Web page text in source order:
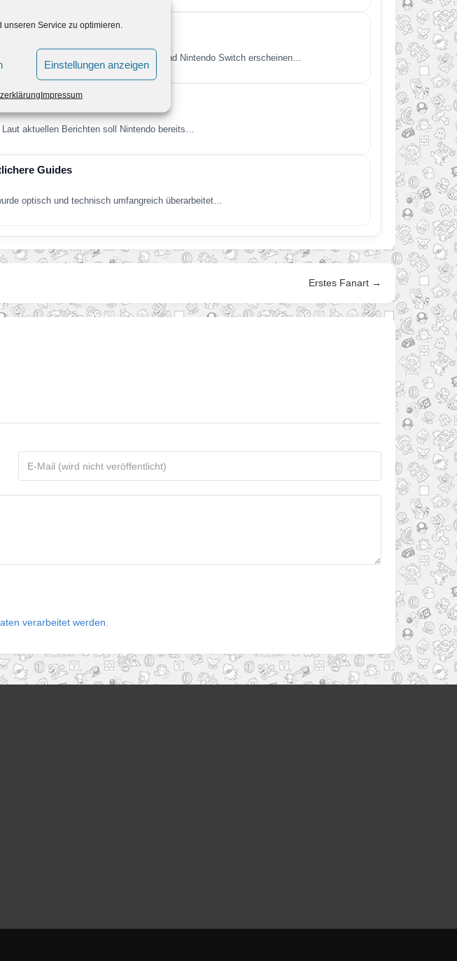
Service zu optimieren.
Einstellungen anzeigen
Impressum
den 9. Juni
die dieses Jahr für Nintendo Switch 2 und Nintendo Switch erscheinen…
aktuellen Berichten soll Nintendo bereits…
Guides
optisch und technisch umfangreich überarbeitet…
Erstes Fanart →
verarbeitet werden.